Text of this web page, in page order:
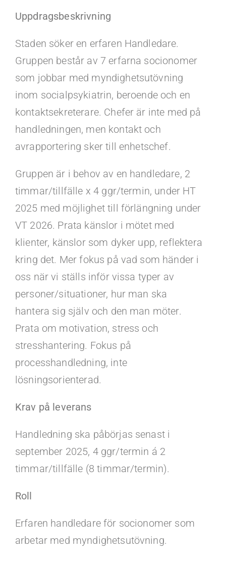
Uppdragsbeskrivning
Staden söker en erfaren Handledare.
Gruppen består av 7 erfarna socionomer
som jobbar med myndighetsutövning
inom socialpsykiatrin, beroende och en
kontaktsekreterare. Chefer är inte med på
handledningen, men kontakt och
avrapportering sker till enhetschef.
Gruppen är i behov av en handledare, 2
timmar/tillfälle x 4 ggr/termin, under HT
2025 med möjlighet till förlängning under
VT 2026. Prata känslor i mötet med
klienter, känslor som dyker upp, reflektera
kring det. Mer fokus på vad som händer i
oss när vi ställs inför vissa typer av
personer/situationer, hur man ska
hantera sig själv och den man möter.
Prata om motivation, stress och
stresshantering. Fokus på
processhandledning, inte
lösningsorienterad.
Krav på leverans
Handledning ska påbörjas senast i
september 2025, 4 ggr/termin á 2
timmar/tillfälle (8 timmar/termin).
Roll
Erfaren handledare för socionomer som
arbetar med myndighetsutövning.